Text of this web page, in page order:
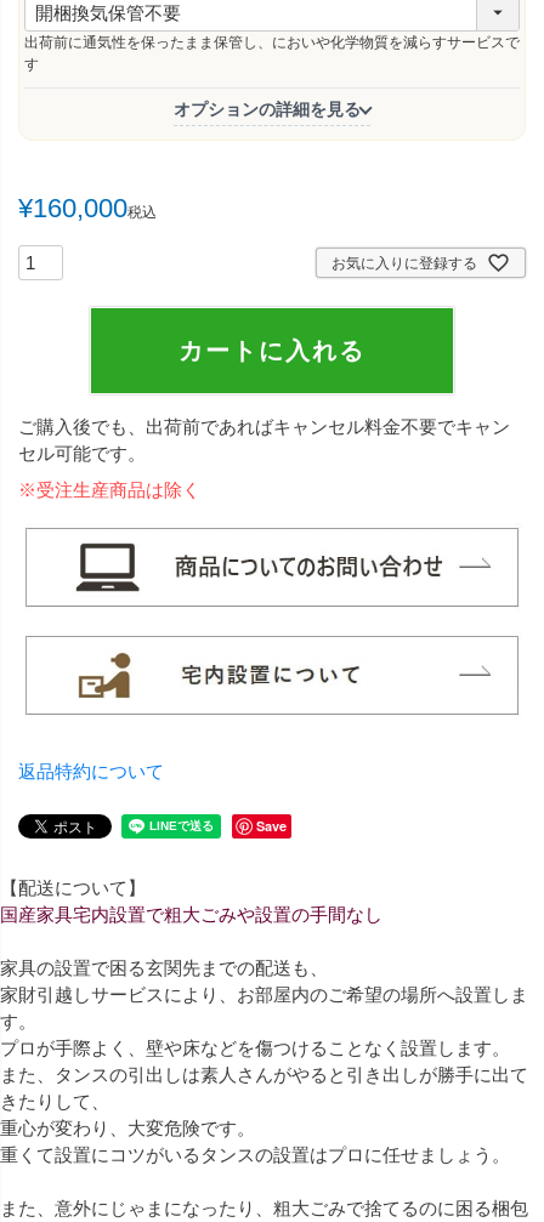
須
出荷前に通気性を保ったまま保管し、においや化学物質を減らすサービスで
す
オプションの詳細を見る
¥160,000税込
お気に入りに登録する
カートに入れる
ご購入後でも、出荷前であればキャンセル料金不要でキャン
セル可能です。
※受注生産商品は除く
返品特約について
Save
【配送について】
国産家具宅内設置で粗大ごみや設置の手間なし
家具の設置で困る玄関先までの配送も、
家財引越しサービスにより、お部屋内のご希望の場所へ設置しま
す。
プロが手際よく、壁や床などを傷つけることなく設置します。
また、タンスの引出しは素人さんがやると引き出しが勝手に出て
きたりして、
重心が変わり、大変危険です。
重くて設置にコツがいるタンスの設置はプロに任せましょう。
また、意外にじゃまになったり、粗大ごみで捨てるのに困る梱包